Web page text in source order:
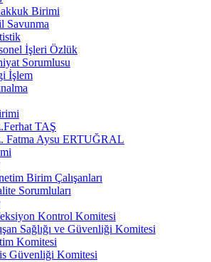
Birimi
Savunma
İşleri Özlük
Sorumlusu
İşlem
TAŞ
Fatma Aysu ERTUĞRAL
Birim Çalışanları
Sorumluları
Kontrol Komitesi
Sağlığı ve Güvenliği Komitesi
Komitesi
Güvenliği Komitesi